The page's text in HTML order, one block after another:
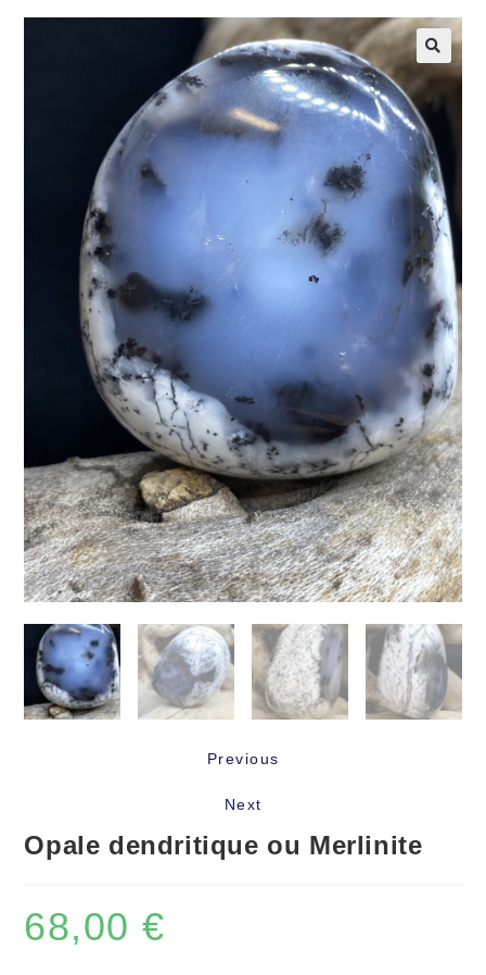
Previous
Next
Opale dendritique ou Merlinite
68,00€